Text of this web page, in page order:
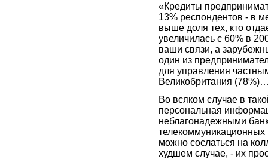
«Кредиты
13% респондентов - в
выше доля тех, кто
увеличилась с 60% в
ваши связи, а
один из
для управления
Великобритания
Во всяком случае в
персональная
неблагонадежными
можно сослаться на
худшем случае, - их